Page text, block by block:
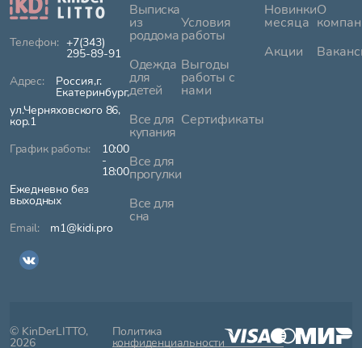
+7(343)
295-89-91
Россия,г.
Екатеринбург,
ул.Черняховского 86,
кор.1
10:00
-
18:00
Ежедневно без
выходных
m1@kidi.pro
Выписка
из
роддома
Одежда
для
детей
Все для
купания
Все для
прогулки
Все для
сна
Условия
работы
Выгоды
работы с
нами
Сертификаты
Новинки
месяца
Акции
О
© KinDerLITTO,
2026
Политика
конфиденциальности